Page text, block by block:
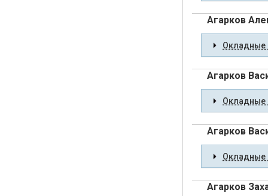
Агарков
Окладные
Агарков
Окладные
Агарков
Окладные
Агарков